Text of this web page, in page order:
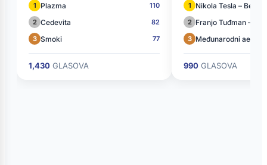
1 Plazma
110
2 Cedevita
82
3 Smoki 77
1,430 GLASOVA
1 Nikola Tesla –
2 Franjo Tuđman –
3
990 GLASOVA